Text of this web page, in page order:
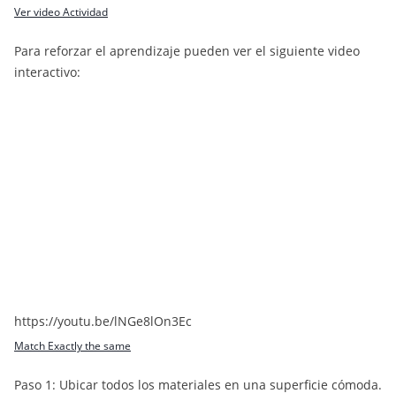
Ver video Actividad
Para reforzar el aprendizaje pueden ver el siguiente video
interactivo:
https://youtu.be/lNGe8lOn3Ec
Match Exactly the same
Paso 1: Ubicar todos los materiales en una superficie cómoda.